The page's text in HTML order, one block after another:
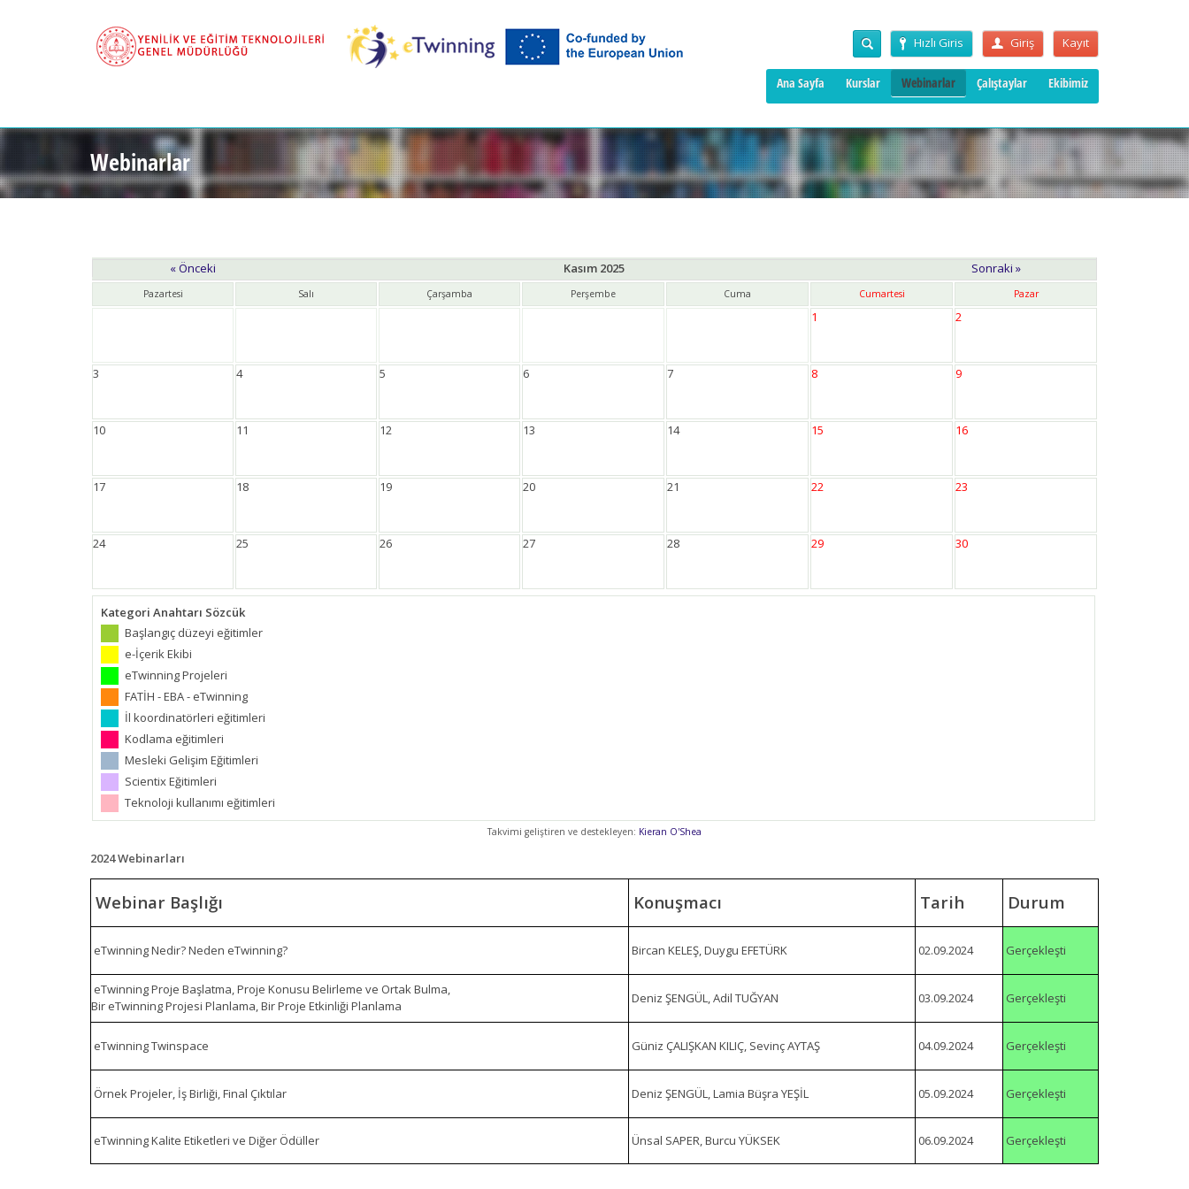
Hızlı Giris Giriş Kayıt
Ana Sayfa Kurslar Webinarlar Çalıştaylar Ekibimiz
Webinarlar
« Önceki Kasım 2025 Sonraki »
Pazartesi Salı Çarşamba Perşembe Cuma Cumartesi Pazar
1 2
3 4 5 6 7 8 9
10 11 12 13 14 15 16
17 18 19 20 21 22 23
24 25 26 27 28 29 30
Kategori Anahtarı Sözcük
Başlangıç düzeyi eğitimler
e-İçerik Ekibi
eTwinning Projeleri
FATİH - EBA - eTwinning
İl koordinatörleri eğitimleri
Kodlama eğitimleri
Mesleki Gelişim Eğitimleri
Scientix Eğitimleri
Teknoloji kullanımı eğitimleri
Takvimi geliştiren ve destekleyen: Kieran O'Shea
2024 Webinarları
Webinar Başlığı Konuşmacı Tarih Durum
eTwinning Nedir? Neden eTwinning? Bircan KELEŞ, Duygu EFETÜRK 02.09.2024 Gerçekleşti
eTwinning Proje Başlatma, Proje Konusu Belirleme ve Ortak Bulma,
Bir eTwinning Projesi Planlama, Bir Proje Etkinliği Planlama
Deniz ŞENGÜL, Adil TUĞYAN 03.09.2024 Gerçekleşti
eTwinning Twinspace Güniz ÇALIŞKAN KILIÇ, Sevinç AYTAŞ 04.09.2024 Gerçekleşti
Örnek Projeler, İş Birliği, Final Çıktılar Deniz ŞENGÜL, Lamia Büşra YEŞİL 05.09.2024 Gerçekleşti
eTwinning Kalite Etiketleri ve Diğer Ödüller Ünsal SAPER, Burcu YÜKSEK 06.09.2024 Gerçekleşti